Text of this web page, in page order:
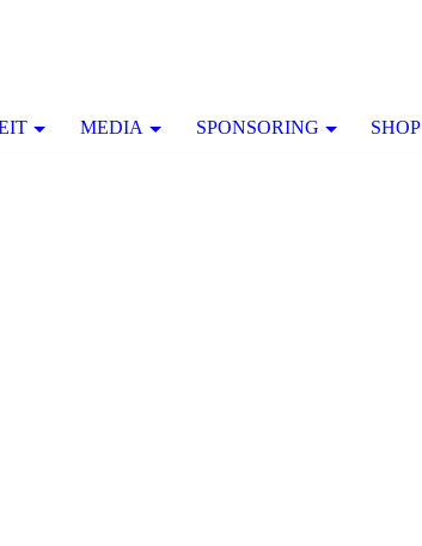
MEDIA SPONSORING SHOP